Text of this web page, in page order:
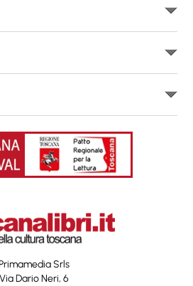
Srls
Via Dario Neri, 6